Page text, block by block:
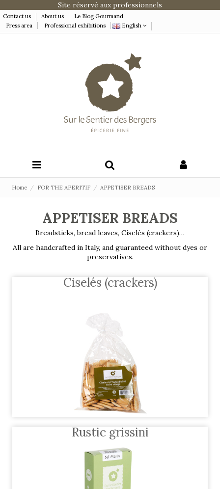
Site réservé aux professionnels
Contact us About us
Le Blog Gourmand
Press area
Professional exhibitions English
Home FOR THE APERITIF APPETISER BREADS
APPETISER BREADS
Breadsticks, bread leaves, Ciselés (crackers)…
All are handcrafted in Italy, and guaranteed without dyes or
preservatives.
Ciselés (crackers)
Rustic grissini